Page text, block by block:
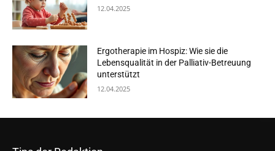
12.04.2025
Ergotherapie im Hospiz: Wie sie die
Lebensqualität in der Palliativ-Betreuung
unterstützt
12.04.2025